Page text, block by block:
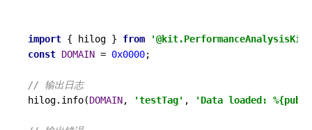
import { hilog } from
'@kit.PerformanceAnalysisKit'
const DOMAIN = 0x0000;
// 输出日志
hilog. info(DOMAIN, 'testTag' , 'Data loaded: